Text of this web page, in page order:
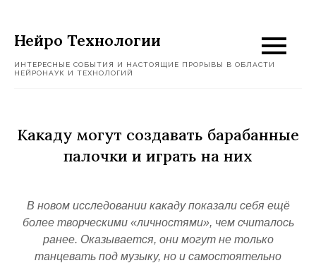
содержимому
Нейро Технологии
ИНТЕРЕСНЫЕ СОБЫТИЯ И НАСТОЯЩИЕ ПРОРЫВЫ В ОБЛАСТИ
НЕЙРОНАУК И ТЕХНОЛОГИЙ
Какаду могут создавать барабанные
палочки и играть на них
В новом исследовании какаду показали себя ещё
более творческими «личностями», чем считалось
ранее. Оказывается, они могут не только
танцевать под музыку, но и самостоятельно